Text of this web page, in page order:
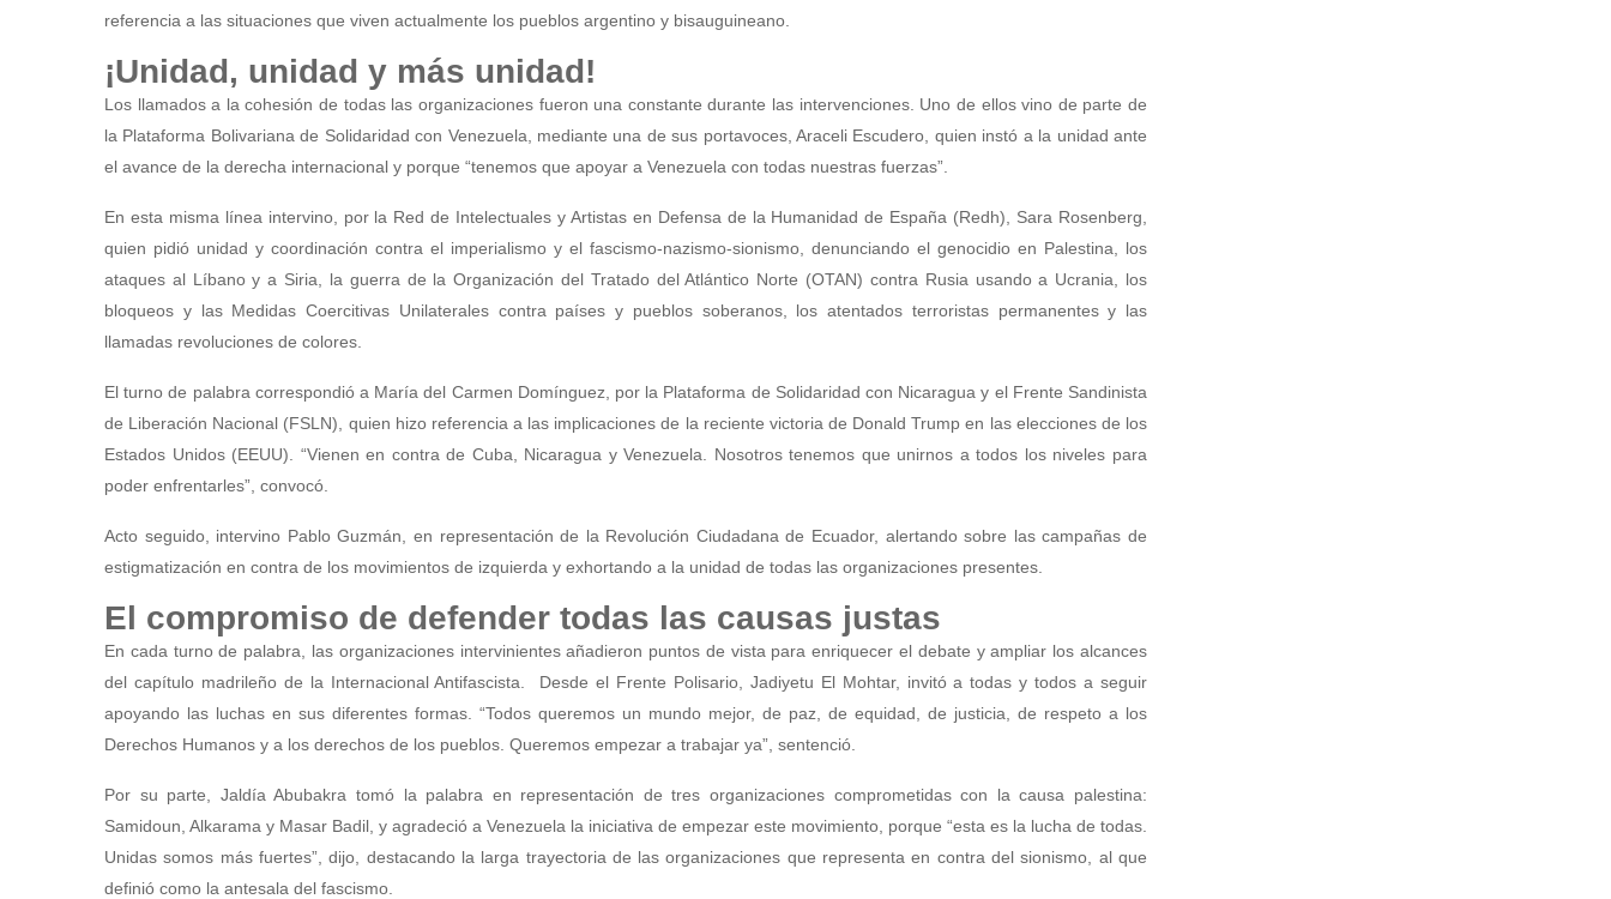
referencia a las situaciones que viven actualmente los pueblos argentino y bisauguineano.
¡Unidad, unidad y más unidad!
Los llamados a la cohesión de todas las organizaciones fueron una constante durante las intervenciones. Uno de ellos vino de parte de
la Plataforma Bolivariana de Solidaridad con Venezuela, mediante una de sus portavoces, Araceli Escudero, quien instó a la unidad ante
el avance de la derecha internacional y porque “tenemos que apoyar a Venezuela con todas nuestras fuerzas”.
En esta misma línea intervino, por la Red de Intelectuales y Artistas en Defensa de la Humanidad de España (Redh), Sara Rosenberg,
quien pidió unidad y coordinación contra el imperialismo y el fascismo-nazismo-sionismo, denunciando el genocidio en Palestina, los
ataques al Líbano y a Siria, la guerra de la Organización del Tratado del Atlántico Norte (OTAN) contra Rusia usando a Ucrania, los
bloqueos y las Medidas Coercitivas Unilaterales contra países y pueblos soberanos, los atentados terroristas permanentes y las
llamadas revoluciones de colores.
El turno de palabra correspondió a María del Carmen Domínguez, por la Plataforma de Solidaridad con Nicaragua y el Frente Sandinista
de Liberación Nacional (FSLN), quien hizo referencia a las implicaciones de la reciente victoria de Donald Trump en las elecciones de los
Estados Unidos (EEUU). “Vienen en contra de Cuba, Nicaragua y Venezuela. Nosotros tenemos que unirnos a todos los niveles para
poder enfrentarles”, convocó.
Acto seguido, intervino Pablo Guzmán, en representación de la Revolución Ciudadana de Ecuador, alertando sobre las campañas de
estigmatización en contra de los movimientos de izquierda y exhortando a la unidad de todas las organizaciones presentes.
El compromiso de defender todas las causas justas
En cada turno de palabra, las organizaciones intervinientes añadieron puntos de vista para enriquecer el debate y ampliar los alcances
del capítulo madrileño de la Internacional Antifascista. Desde el Frente Polisario, Jadiyetu El Mohtar, invitó a todas y todos a seguir
apoyando las luchas en sus diferentes formas. “Todos queremos un mundo mejor, de paz, de equidad, de justicia, de respeto a los
Derechos Humanos y a los derechos de los pueblos. Queremos empezar a trabajar ya”, sentenció.
Por su parte, Jaldía Abubakra tomó la palabra en representación de tres organizaciones comprometidas con la causa palestina:
Samidoun, Alkarama y Masar Badil, y agradeció a Venezuela la iniciativa de empezar este movimiento, porque “esta es la lucha de todas.
Unidas somos más fuertes”, dijo, destacando la larga trayectoria de las organizaciones que representa en contra del sionismo, al que
definió como la antesala del fascismo.